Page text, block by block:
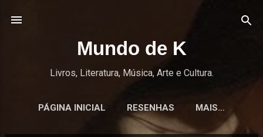
Mundo de K
Livros, Literatura, Música, Arte e Cultura.
PÁGINA INICIAL RESENHAS MAIS…